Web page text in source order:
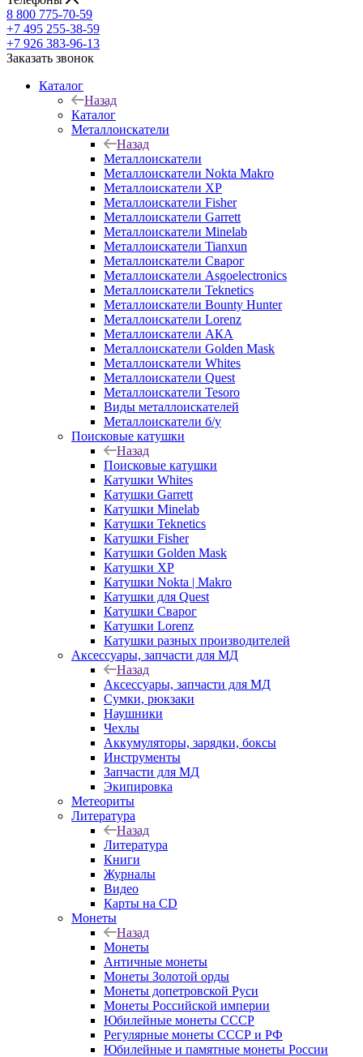
8 800 775-70-59
+7 495 255-38-59
+7 926 383-96-13
Заказать звонок
Каталог
Назад
Каталог
Металлоискатели
Назад
Металлоискатели
Металлоискатели Nokta Makro
Металлоискатели XP
Металлоискатели Fisher
Металлоискатели Garrett
Металлоискатели Minelab
Металлоискатели Tianxun
Металлоискатели Сварог
Металлоискатели Asgoelectronics
Металлоискатели Teknetics
Металлоискатели Bounty Hunter
Металлоискатели Lorenz
Металлоискатели АКА
Металлоискатели Golden Mask
Металлоискатели Whites
Металлоискатели Quest
Металлоискатели Tesoro
Виды металлоискателей
Металлоискатели б/у
Поисковые катушки
Назад
Поисковые катушки
Катушки Whites
Катушки Garrett
Катушки Minelab
Катушки Teknetics
Катушки Fisher
Катушки Golden Mask
Катушки XP
Катушки Nokta | Makro
Катушки для Quest
Катушки Сварог
Катушки Lorenz
Катушки разных производителей
Аксессуары, запчасти для МД
Назад
Аксессуары, запчасти для МД
Сумки, рюкзаки
Наушники
Чехлы
Аккумуляторы, зарядки, боксы
Инструменты
Запчасти для МД
Экипировка
Метеориты
Литература
Назад
Литература
Книги
Журналы
Видео
Карты на CD
Монеты
Назад
Монеты
Античные монеты
Монеты Золотой орды
Монеты допетровской Руси
Монеты Российской империи
Юбилейные монеты СССР
Регулярные монеты СССР и РФ
Юбилейные и памятные монеты России